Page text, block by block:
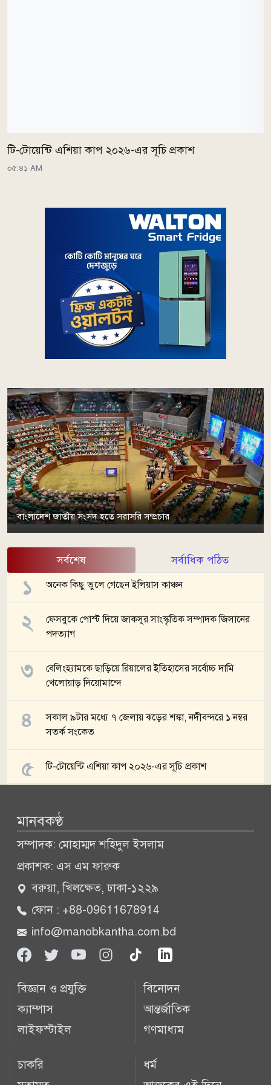
টি-টোয়েন্টি এশিয়া কাপ ২০২৬-এর সূচি প্রকাশ
০৫:৪১ AM
বাংলাদেশ জাতীয় সংসদ হতে সরাসরি সম্প্রচার
সর্বশেষ সর্বাধিক পঠিত
অনেক কিছু ভুলে গেছেন ইলিয়াস কাঞ্চন
ফেসবুকে পোস্ট দিয়ে জাকসুর সাংস্কৃতিক সম্পাদক জিসানের
পদত্যাগ
বেলিংহ্যামকে ছাড়িয়ে রিয়ালের ইতিহাসের সর্বোচ্চ দামি
খেলোয়াড় দিয়োমান্দে
সকাল ৯টার মধ্যে ৭ জেলায় ঝড়ের শঙ্কা, নদীবন্দরে ১ নম্বর
সতর্ক সংকেত
টি-টোয়েন্টি এশিয়া কাপ ২০২৬-এর সূচি প্রকাশ
মানবকণ্ঠ
সম্পাদক: মোহাম্মদ শহিদুল ইসলাম
প্রকাশক: এস এম ফারুক
বরুয়া, খিলক্ষেত, ঢাকা-১২২৯
ফোন : +88-09611678914
info@manobkantha.com.bd
বিজ্ঞান ও প্রযুক্তি
ক্যাম্পাস
লাইফস্টাইল
বিনোদন
আন্তর্জাতিক
গণমাধ্যম
চাকরি
ধর্ম